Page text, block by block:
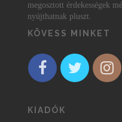
megosztott érdekességek
nyújthatnak pluszt.
KÖVESS MINKET
KIADÓK